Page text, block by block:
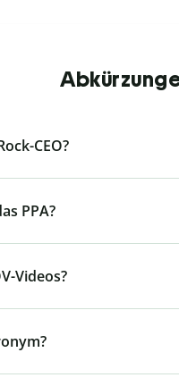
CEO?
PPA?
Videos?